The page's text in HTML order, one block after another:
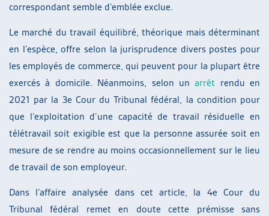
correspondant semble d’emblée exclue.
Le marché du travail équilibré, théorique mais déterminant
en l’espèce, offre selon la jurisprudence divers postes pour
les employés de commerce, qui peuvent pour la plupart être
exercés à domicile. Néanmoins, selon unarrêt rendu en
2021 par la 3e Cour du Tribunal fédéral, la condition pour
que l’exploitation d’une capacité de travail résiduelle en
télétravail soit exigible est que la personne assurée soit en
mesure de se rendre au moins occasionnellement sur le lieu
de travail de son employeur.
Dans l’affaire analysée dans cet article, la 4e Cour du
Tribunal fédéral remet en doute cette prémisse sans